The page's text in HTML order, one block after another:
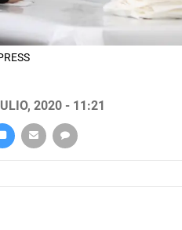
2020 - 11:21